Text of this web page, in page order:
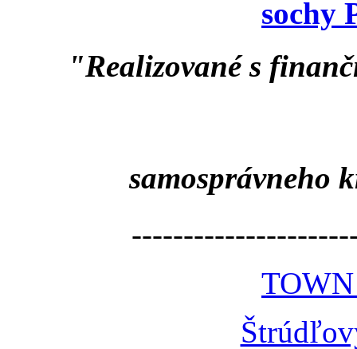
sochy
"Realizované s
samosprávneho